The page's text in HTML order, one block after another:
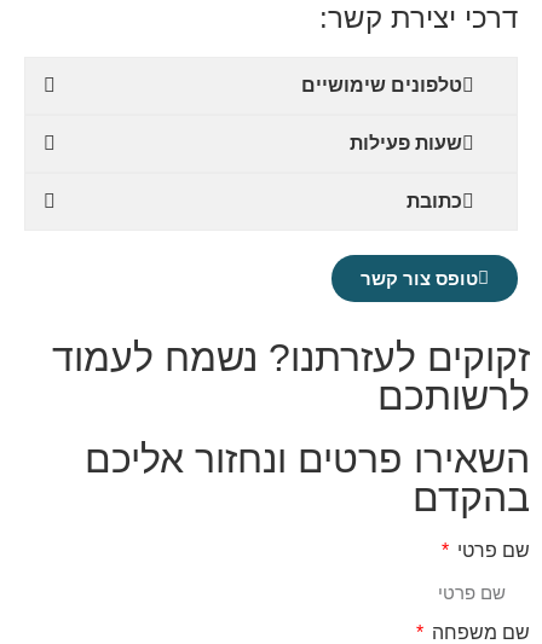
דרכי יצירת קשר:
טלפונים שימושיים
שעות פעילות
כתובת
טופס צור קשר
זקוקים לעזרתנו? נשמח לעמוד
לרשותכם
השאירו פרטים ונחזור אליכם
בהקדם
שם פרטי
שם משפחה